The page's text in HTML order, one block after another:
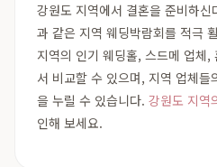
강원도 지역에서 결혼을 준비하
과 같은 지역 웨딩박람회를 적극
지역의 인기 웨딩홀, 스드메 업체,
서 비교할 수 있으며, 지역 업체들
을 누릴 수 있습니다. 강원도 지역
인해 보세요.